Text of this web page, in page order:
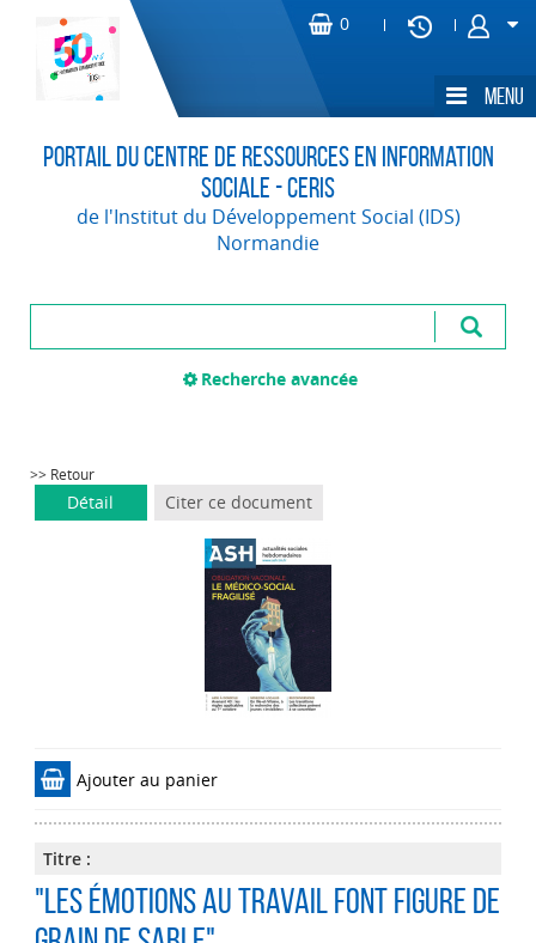
Portail du Centre de Ressources en Information
Sociale - CERIS
de l'Institut du Développement Social (IDS)
Normandie
Recherche avancée
>> Retour
Détail Citer ce document
Ajouter au panier
Titre :
"Les émotions au travail font figure de